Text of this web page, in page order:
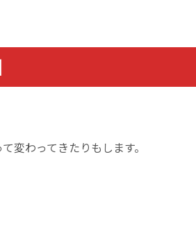
変わってきたりもします。